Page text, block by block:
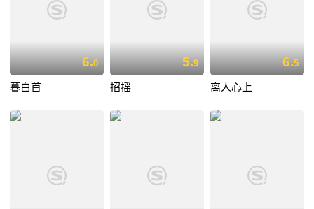
6.0
暮白首
5.9
招摇
6.5
离人心上